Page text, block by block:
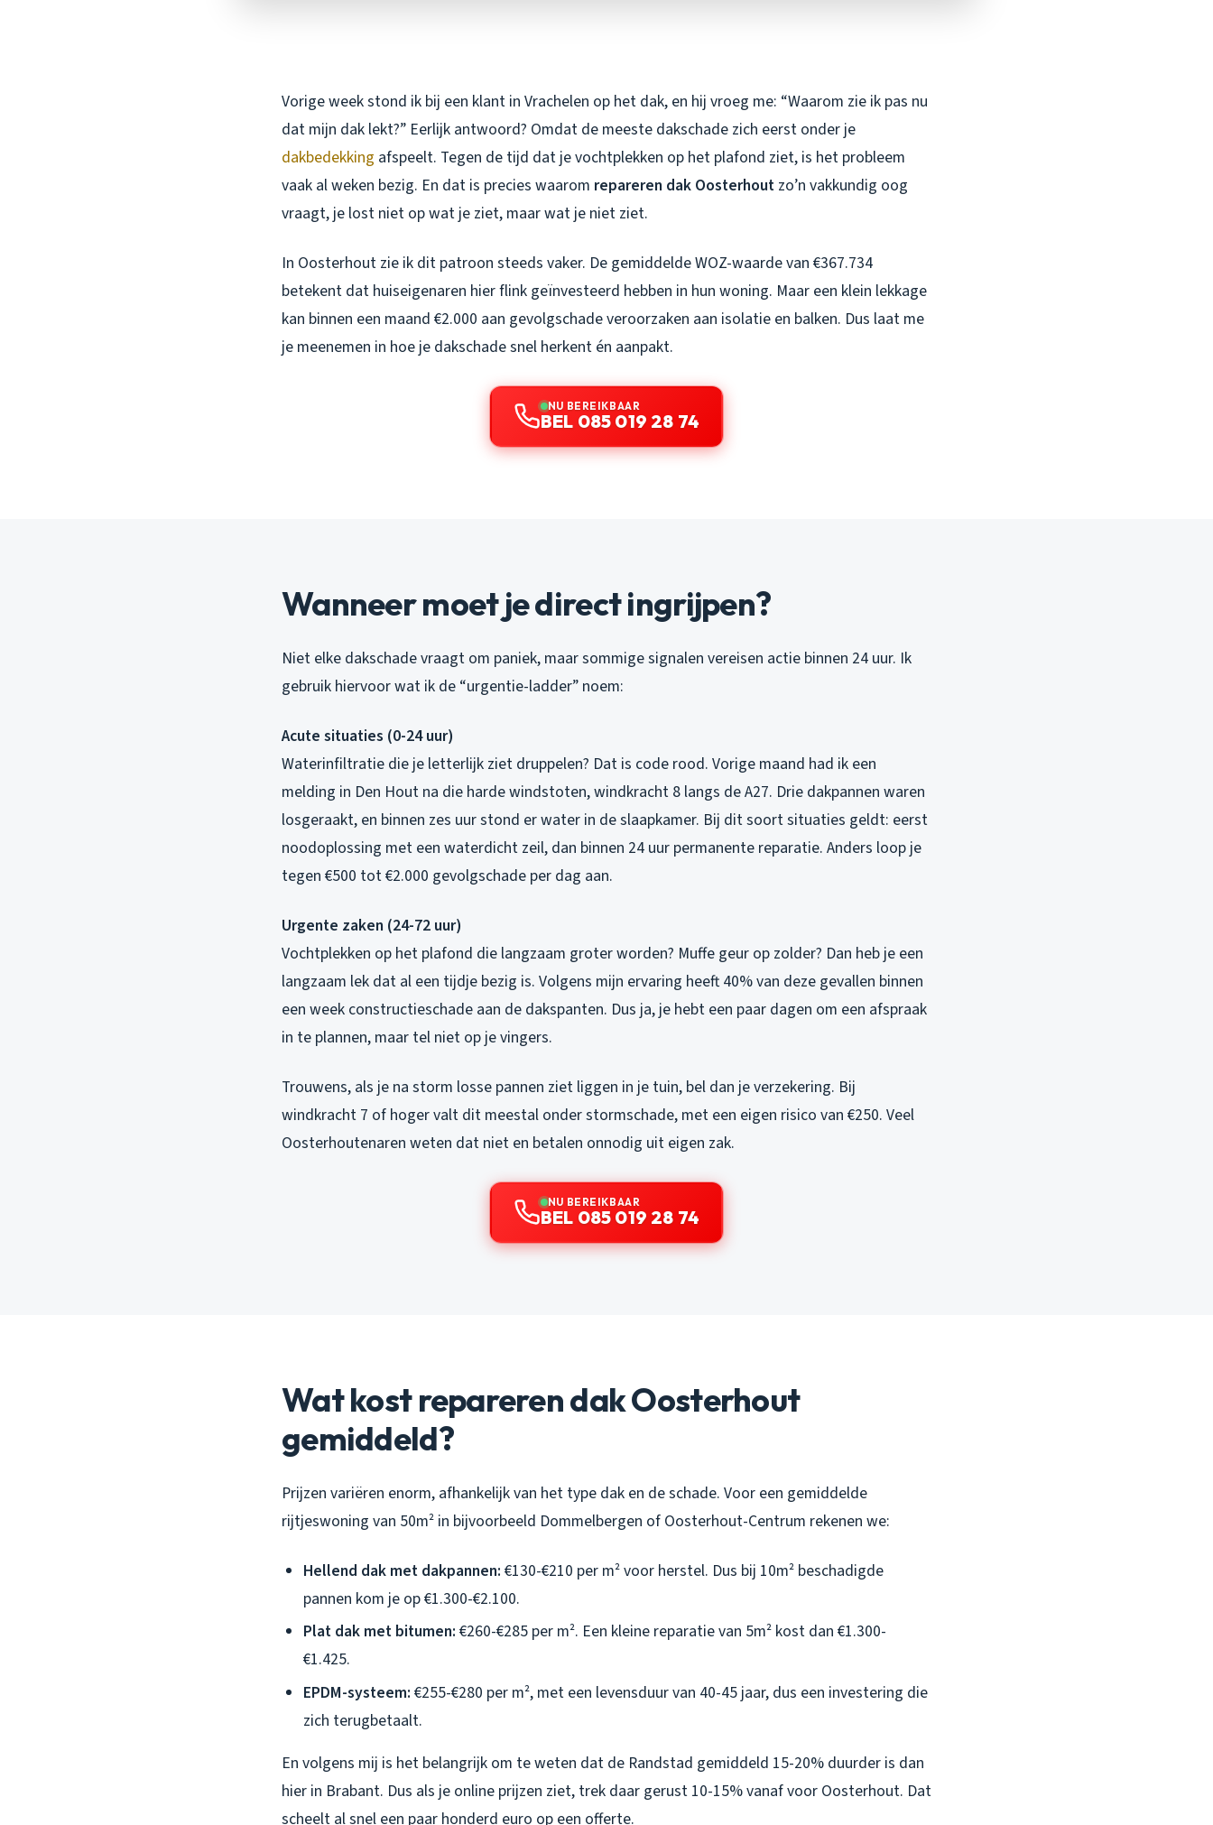
Vorige week stond ik bij een klant in Vrachelen op het dak, en hij vroeg me: “Waarom zie ik pas nu
dat mijn dak lekt?” Eerlijk antwoord? Omdat de meeste dakschade zich eerst onder je
dakbedekking afspeelt. Tegen de tijd dat je vochtplekken op het plafond ziet, is het probleem
vaak al weken bezig. En dat is precies waarom repareren dak Oosterhout zo’n vakkundig oog
vraagt, je lost niet op wat je ziet, maar wat je niet ziet.
In Oosterhout zie ik dit patroon steeds vaker. De gemiddelde WOZ-waarde van €367.734
betekent dat huiseigenaren hier flink geïnvesteerd hebben in hun woning. Maar een klein lekkage
kan binnen een maand €2.000 aan gevolgschade veroorzaken aan isolatie en balken. Dus laat me
je meenemen in hoe je dakschade snel herkent én aanpakt.
NU BEREIKBAAR
BEL 085 019 28 74
Wanneer moet je direct ingrijpen?
Niet elke dakschade vraagt om paniek, maar sommige signalen vereisen actie binnen 24 uur. Ik
gebruik hiervoor wat ik de “urgentie-ladder” noem:
Acute situaties (0-24 uur)
Waterinfiltratie die je letterlijk ziet druppelen? Dat is code rood. Vorige maand had ik een
melding in Den Hout na die harde windstoten, windkracht 8 langs de A27. Drie dakpannen waren
losgeraakt, en binnen zes uur stond er water in de slaapkamer. Bij dit soort situaties geldt: eerst
noodoplossing met een waterdicht zeil, dan binnen 24 uur permanente reparatie. Anders loop je
tegen €500 tot €2.000 gevolgschade per dag aan.
Urgente zaken (24-72 uur)
Vochtplekken op het plafond die langzaam groter worden? Muffe geur op zolder? Dan heb je een
langzaam lek dat al een tijdje bezig is. Volgens mijn ervaring heeft 40% van deze gevallen binnen
een week constructieschade aan de dakspanten. Dus ja, je hebt een paar dagen om een afspraak
in te plannen, maar tel niet op je vingers.
Trouwens, als je na storm losse pannen ziet liggen in je tuin, bel dan je verzekering. Bij
windkracht 7 of hoger valt dit meestal onder stormschade, met een eigen risico van €250. Veel
Oosterhoutenaren weten dat niet en betalen onnodig uit eigen zak.
NU BEREIKBAAR
BEL 085 019 28 74
Wat kost repareren dak Oosterhout
gemiddeld?
Prijzen variëren enorm, afhankelijk van het type dak en de schade. Voor een gemiddelde
rijtjeswoning van 50m² in bijvoorbeeld Dommelbergen of Oosterhout-Centrum rekenen we:
Hellend dak met dakpannen: €130-€210 per m² voor herstel. Dus bij 10m² beschadigde
pannen kom je op €1.300-€2.100.
Plat dak met bitumen: €260-€285 per m². Een kleine reparatie van 5m² kost dan €1.300-
€1.425.
EPDM-systeem: €255-€280 per m², met een levensduur van 40-45 jaar, dus een investering die
zich terugbetaalt.
En volgens mij is het belangrijk om te weten dat de Randstad gemiddeld 15-20% duurder is dan
hier in Brabant. Dus als je online prijzen ziet, trek daar gerust 10-15% vanaf voor Oosterhout. Dat
scheelt al snel een paar honderd euro op een offerte.